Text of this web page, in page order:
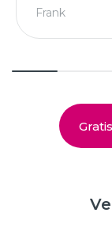
deuren
Frank